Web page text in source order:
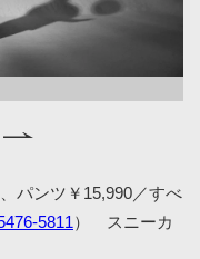
パンツ￥15,990／すべ
5811） スニーカ